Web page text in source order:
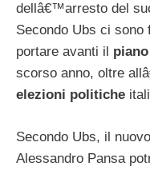
dellâ€™arresto del
Secondo Ubs ci
portare avanti il
scorso anno, oltre
elezioni politiche
Secondo Ubs, il
Alessandro Pansa